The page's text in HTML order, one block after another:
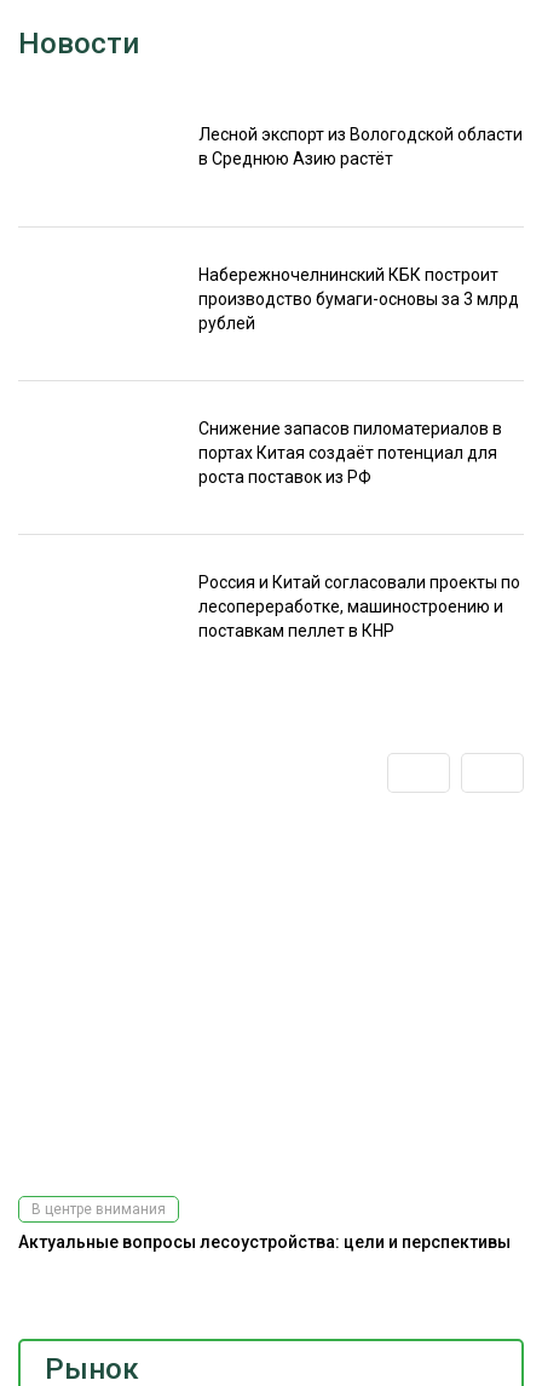
Новости
Лесной экспорт из Вологодской области
в Среднюю Азию растёт
Набережночелнинский КБК построит
производство бумаги-основы за 3 млрд
рублей
Снижение запасов пиломатериалов в
портах Китая создаёт потенциал для
роста поставок из РФ
Россия и Китай согласовали проекты по
лесопереработке, машиностроению и
поставкам пеллет в КНР
Рынок
В центре внимания
Актуальные вопросы лесоустройства: цели и перспективы